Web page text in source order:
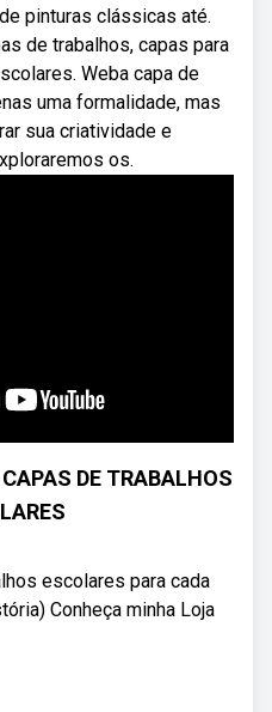
pinturas clássicas até.
de trabalhos, capas para
Weba capa de
uma formalidade, mas
sua criatividade e
os.
DE TRABALHOS
escolares para cada
Conheça minha Loja